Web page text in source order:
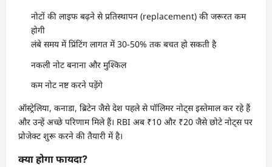
नोटों की लाइफ बढ़ने से प्रतिस्थापन (replacement) की जरूरत कम
होगी
लंबे समय में प्रिंटिंग लागत में 30-50% तक बचत हो सकती है
नकली नोट बनाना और मुश्किल
कम नोट नष्ट करने पड़ेंगे
ऑस्ट्रेलिया, कनाडा, ब्रिटेन जैसे देश पहले से पॉलिमर नोट्स इस्तेमाल कर रहे हैं
और उन्हें अच्छे परिणाम मिले हैं। RBI अब ₹10 और ₹20 जैसे छोटे नोट्स पर
प्रोजेक्ट शुरू करने की तैयारी में है।
क्या होगा फायदा?